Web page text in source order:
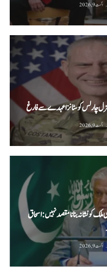
اگست 9, 2026
چارلس کوسٹانزا عہدے سے فارغ
اگست 9, 2026
ملک کو نشانہ بنانا مقصد نہیں: اسحاق
اگست 9, 2026